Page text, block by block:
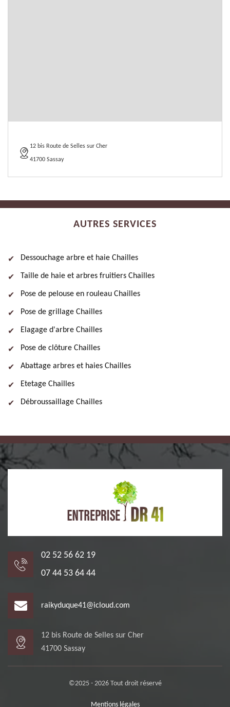
12 bis Route de Selles sur Cher
41700 Sassay
AUTRES SERVICES
Dessouchage arbre et haie Chailles
Taille de haie et arbres fruitiers Chailles
Pose de pelouse en rouleau Chailles
Pose de grillage Chailles
Elagage d'arbre Chailles
Pose de clôture Chailles
Abattage arbres et haies Chailles
Etetage Chailles
Débroussaillage Chailles
02 52 56 62 19
07 44 53 64 44
raikyduque41@icloud.com
12 bis Route de Selles sur Cher
41700 Sassay
©2025 - 2026 Tout droit réservé
Mentions légales